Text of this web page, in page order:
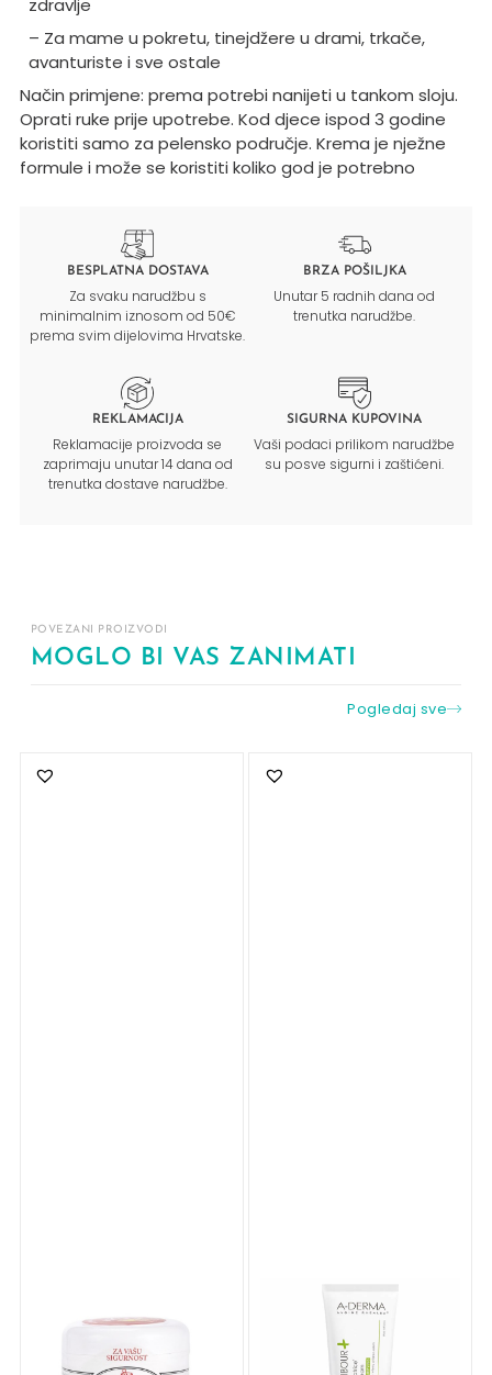
– Za mame u pokretu, tinejdžere u drami, trkače,
avanturiste i sve ostale
Način primjene: prema potrebi nanijeti u tankom sloju.
Oprati ruke prije upotrebe. Kod djece ispod 3 godine
koristiti samo za pelensko područje. Krema je nježne
formule i može se koristiti koliko god je potrebno
BESPLATNA DOSTAVA
Za svaku narudžbu s
minimalnim iznosom od 50€
prema svim dijelovima Hrvatske.
BRZA POŠILJKA
Unutar 5 radnih dana od
trenutka narudžbe.
REKLAMACIJA
Reklamacije proizvoda se
zaprimaju unutar 14 dana od
trenutka dostave narudžbe.
SIGURNA KUPOVINA
Vaši podaci prilikom narudžbe
su posve sigurni i zaštićeni.
POVEZANI PROIZVODI
MOGLO BI VAS ZANIMATI
Pogledaj sve